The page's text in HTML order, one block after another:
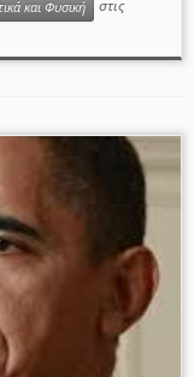
και Φυσική
στις